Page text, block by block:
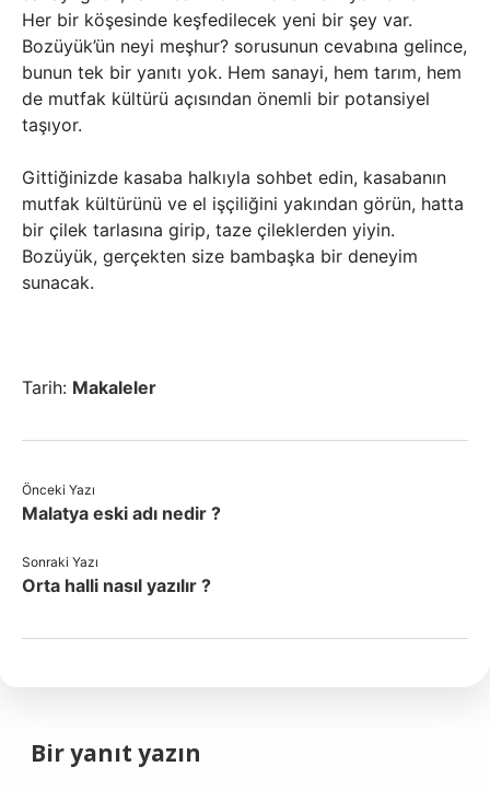
Her bir köşesinde keşfedilecek yeni bir şey var.
Bozüyük’ün neyi meşhur? sorusunun cevabına gelince,
bunun tek bir yanıtı yok. Hem sanayi, hem tarım, hem
de mutfak kültürü açısından önemli bir potansiyel
taşıyor.
Gittiğinizde kasaba halkıyla sohbet edin, kasabanın
mutfak kültürünü ve el işçiliğini yakından görün, hatta
bir çilek tarlasına girip, taze çileklerden yiyin.
Bozüyük, gerçekten size bambaşka bir deneyim
sunacak.
Tarih: Makaleler
Önceki Yazı
Malatya eski adı nedir ?
Sonraki Yazı
Orta halli nasıl yazılır ?
Bir yanıt yazın